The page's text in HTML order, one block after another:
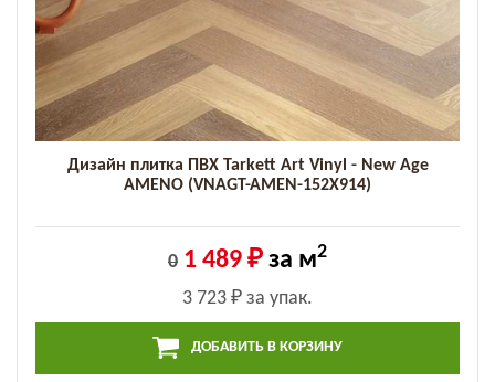
Дизайн плитка ПВХ Tarkett Art Vinyl - New Age
AMENO (VNAGT-AMEN-152X914)
0 1 489 ₽ за м2
3 723 ₽ за упак.
ДОБАВИТЬ В КОРЗИНУ